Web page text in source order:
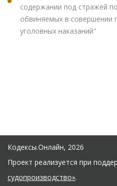
содержании под стражей
обвиняемых в совершении
уголовных наказаний"
Кодексы.Онлайн, 2026
Проект реализуется при
судопроизводство».